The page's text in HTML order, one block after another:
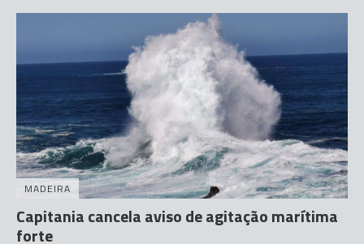
MADEIRA
Capitania cancela aviso de agitação marítima
forte